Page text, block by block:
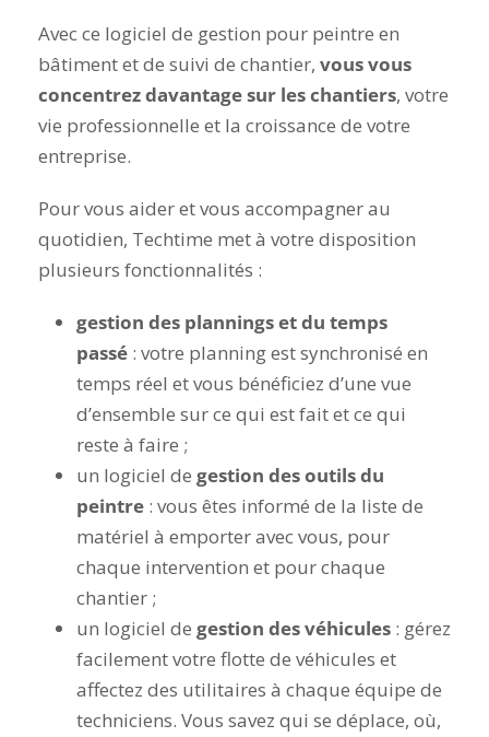
Avec ce logiciel de gestion pour peintre en
bâtiment et de suivi de chantier, vous vous
concentrez davantage sur les chantiers, votre
vie professionnelle et la croissance de votre
entreprise.
Pour vous aider et vous accompagner au
quotidien, Techtime met à votre disposition
plusieurs fonctionnalités :
gestion des plannings et du temps
passé : votre planning est synchronisé en
temps réel et vous bénéficiez d’une vue
d’ensemble sur ce qui est fait et ce qui
reste à faire ;
un logiciel de gestion des outils du
peintre : vous êtes informé de la liste de
matériel à emporter avec vous, pour
chaque intervention et pour chaque
chantier ;
un logiciel de gestion des véhicules : gérez
facilement votre flotte de véhicules et
affectez des utilitaires à chaque équipe de
techniciens. Vous savez qui se déplace, où,